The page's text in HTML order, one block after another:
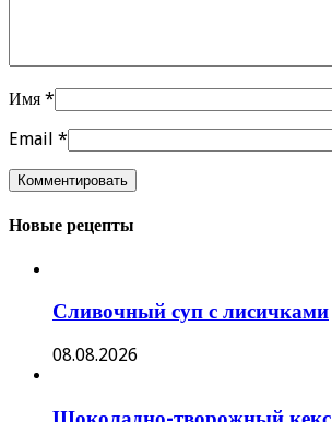
Имя *
Email *
Новые рецепты
Сливочный суп с лисичками
08.08.2026